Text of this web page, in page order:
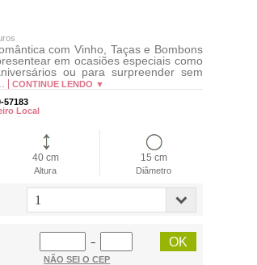
com Vinho, Taças e Bombons
em ocasiões especiais como
ou para surpreender sem
CONTINUE LENDO ▼
Local
40 cm
Altura
15 cm
Diâmetro
−
NÃO SEI O CEP